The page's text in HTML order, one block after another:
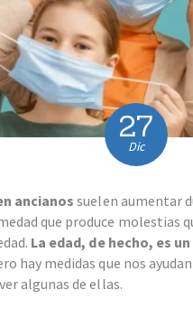
27
Dic
ancianos suelen aumentar
que produce molestias
La edad, de hecho, es
hay medidas que nos
algunas de ellas.